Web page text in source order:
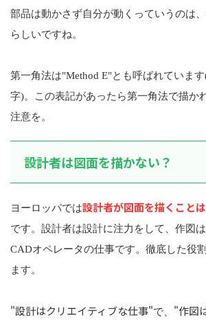
部品は動かさず自分が動くっていうのは
らしいですね。
第一角法は"Method E"とも呼ばれていま
字)。この表記があったら第一角法で描か
注意を。
設計者は図面を描かない？
ヨーロッパでは設計者が図面を描くこと
です。設計者は設計に注力をして、作図
CADオペレータの仕事です。徹底した役
ます。
"設計はクリエイティブな仕事"で、 "作図